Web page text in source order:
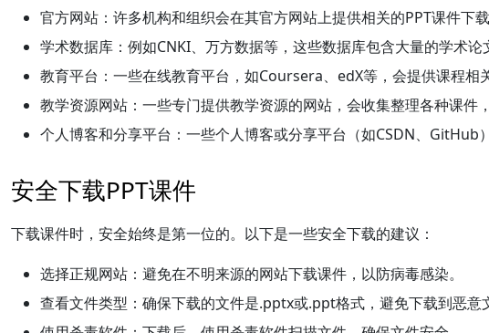
官方网站： 许多机构和组织会在其官方网站上提供相关的PPT课件下载
学术数据库： 例如CNKI、万方数据等，这些数据库包含大量的学术论
教育平台： 一些在线教育平台，如Coursera、edX等，会提供课程相
教学资源网站： 一些专门提供教学资源的网站，会收集整理各种课件
个人博客和分享平台： 一些个人博客或分享平台（如CSDN、GitHub
安全下载PPT课件
下载课件时，安全始终是第一位的。以下是一些安全下载的建议：
选择正规网站： 避免在不明来源的网站下载课件，以防病毒感染。
查看文件类型： 确保下载的文件是.pptx或.ppt格式，避免下载到恶意